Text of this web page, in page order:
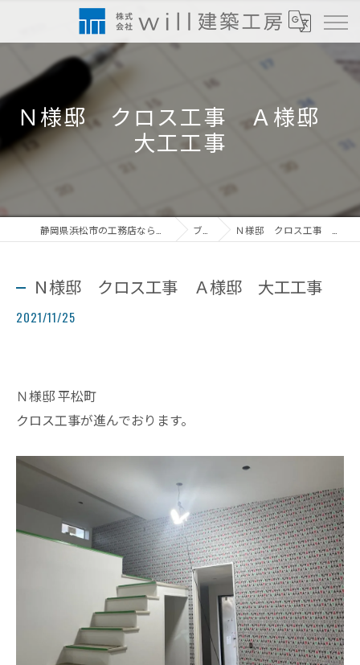
Ｎ様邸 クロス工事 Ａ様邸
大工工事
ブログ Ｎ様邸 クロス工事 Ａ様邸 大工工事
Ｎ様邸 クロス工事 Ａ様邸 大工工事
2021/11/25
Ｎ様邸 平松町
クロス工事が進んでおります。